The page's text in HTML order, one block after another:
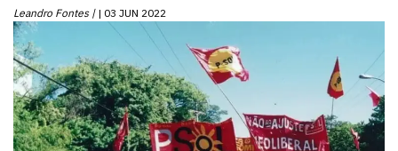
Leandro Fontes | 03 JUN 2022